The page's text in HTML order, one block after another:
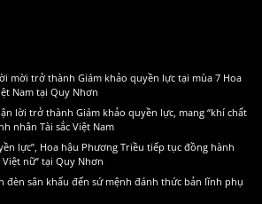
mời trở thành Giám khảo quyền lực tại mùa 7 Hoa
Nam tại Quy Nhơn
lời trở thành Giám khảo quyền lực, mang “khí chất
nhân Tài sắc Việt Nam
lực”, Hoa hậu Phương Triều tiếp tục đồng hành
nữ” tại Quy Nhơn
đèn sân khấu đến sứ mệnh đánh thức bản lĩnh phụ